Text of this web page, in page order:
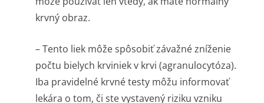
krvný obraz.
– Tento liek môže spôsobiť závažné zníženie
počtu bielych krviniek v krvi (agranulocytóza).
Iba pravidelné krvné testy môžu informovať
lekára o tom, či ste vystavený riziku vzniku